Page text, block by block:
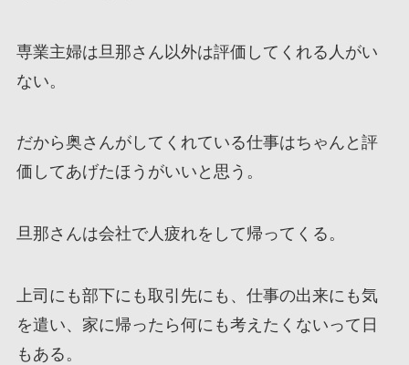
専業主婦は旦那さん以外は評価してくれる人がい
ない。
だから奥さんがしてくれている仕事はちゃんと評
価してあげたほうがいいと思う。
旦那さんは会社で人疲れをして帰ってくる。
上司にも部下にも取引先にも、仕事の出来にも気
を遣い、家に帰ったら何にも考えたくないって日
もある。